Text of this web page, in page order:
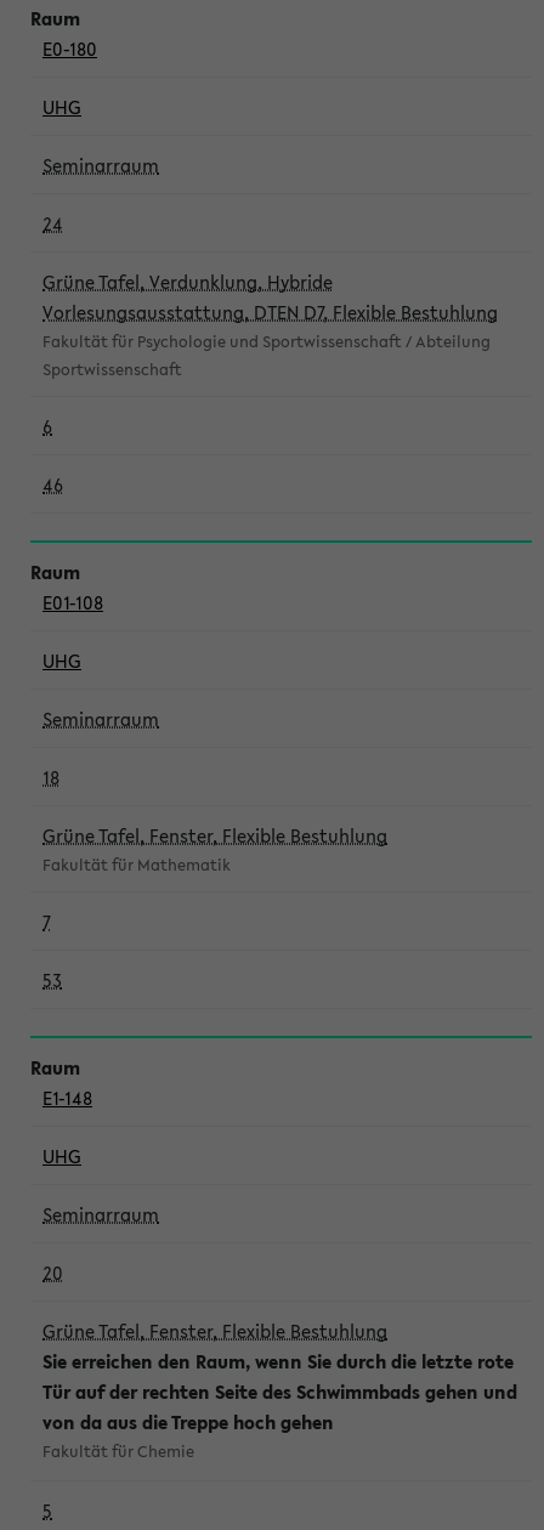
E0-180
UHG
Seminarraum
24
Grüne Tafel, Verdunklung, Hybride
Vorlesungsausstattung, DTEN D7, Flexible Bestuhlung
Fakultät für Psychologie und Sportwissenschaft / Abteilung
Sportwissenschaft
6
46
E01-108
UHG
Seminarraum
18
Grüne Tafel, Fenster, Flexible Bestuhlung
Fakultät für Mathematik
7
53
E1-148
UHG
Seminarraum
20
Grüne Tafel, Fenster, Flexible Bestuhlung
Sie erreichen den Raum, wenn Sie durch die letzte rote
Tür auf der rechten Seite des Schwimmbads gehen und
von da aus die Treppe hoch gehen
Fakultät für Chemie
5